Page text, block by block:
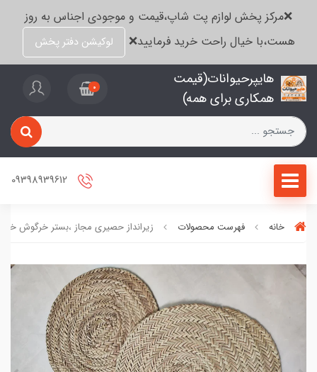
❌مرکز پخش لوازم پت شاپ،قیمت و موجودی اجناس به روز
هست،با خیال راحت خرید فرمایید❌
لوکیشن دفتر پخش
هایپرحیوانات(قیمت
همکاری برای همه)
0
خانه فهرست محصولات زیرانداز حصیری مجاز ،بستر خرگوش